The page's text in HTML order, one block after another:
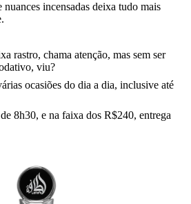
nuances incensadas deixa tudo mais
rastro, chama atenção, mas sem ser
viu?
ocasiões do dia a dia, inclusive até
8h30, e na faixa dos R$240, entrega